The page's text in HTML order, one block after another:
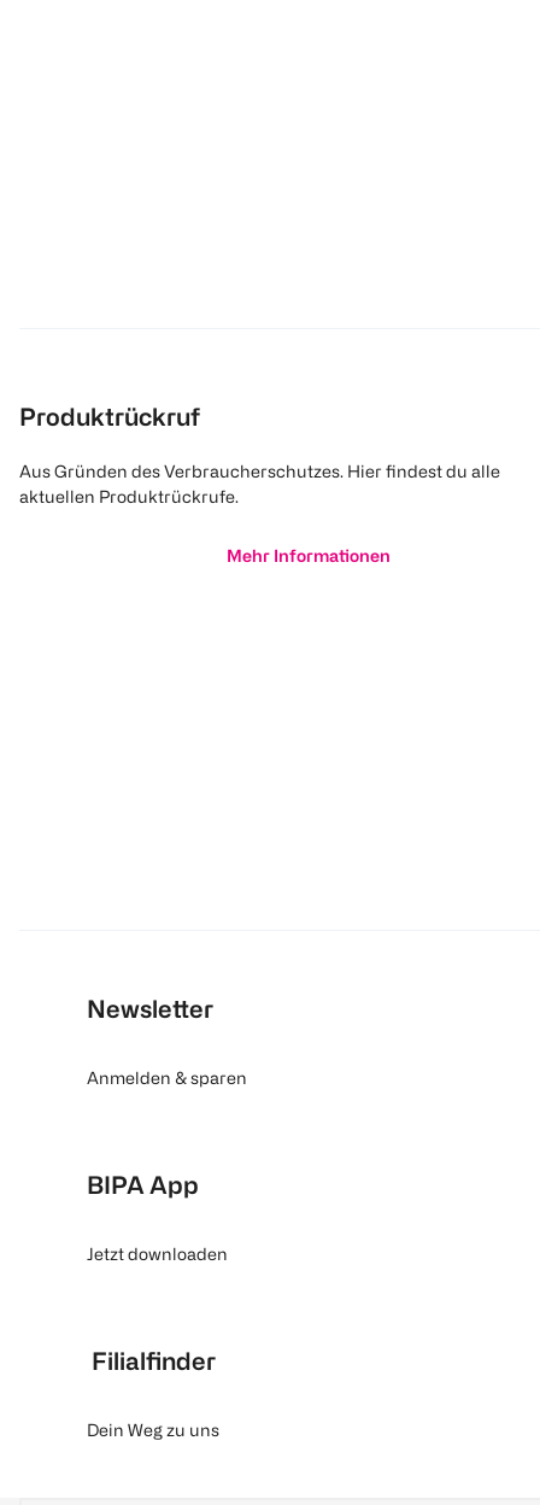
Produktrückruf
Aus Gründen des Verbraucherschutzes. Hier findest du alle
aktuellen Produktrückrufe.
Mehr Informationen
Newsletter
Anmelden & sparen
BIPA App
Jetzt downloaden
Filialfinder
Dein Weg zu uns